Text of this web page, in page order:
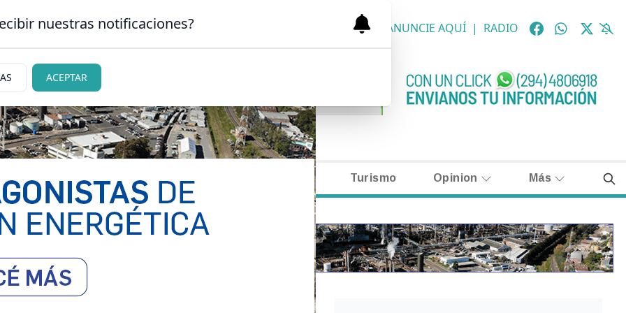
DE BARILOCHE CLASIFICADOS NECROLÓGICAS ANUNCIE AQUÍ | RADIO
Judiciales Turismo Opinion Más
nuestras notificaciones?
ACEPTAR